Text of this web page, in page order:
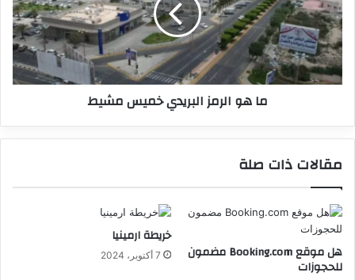
ما هو الرمز البريدي خميس مشيط
مقالات ذات صلة
هل موقع Booking.com مضمون
للحجوزات
خريطة ارمينيا
7 أكتوبر، 2024